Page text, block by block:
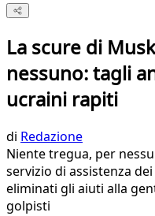
La scure di
nessuno: tagli
ucraini rapiti
di Redazione
Niente tregua, per
servizio di assistenza
eliminati gli aiuti alla
golpisti